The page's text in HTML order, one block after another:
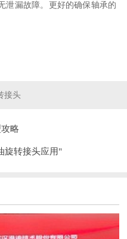
泄漏故障。更好的确保轴承的
接头
略
旋转接头应用"